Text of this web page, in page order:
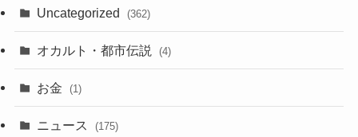
Uncategorized (362)
オカルト・都市伝説 (4)
お金 (1)
ニュース (175)